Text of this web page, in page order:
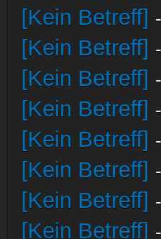
[Kein Betreff]
[Kein Betreff]
[Kein Betreff]
[Kein Betreff]
[Kein Betreff]
[Kein Betreff]
[Kein Betreff]
[Kein Betreff]